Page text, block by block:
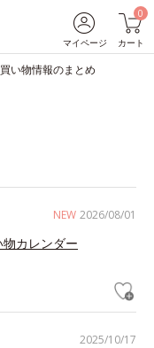
マイページ
0
カート
い物情報のまとめ
NEW 2026/08/01
物カレンダー
2025/10/17